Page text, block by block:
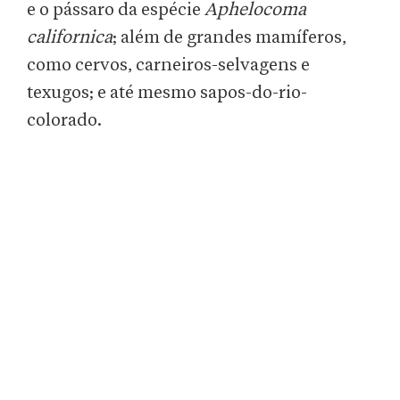
e o pássaro da espécie Aphelocoma
californica; além de grandes mamíferos,
como cervos, carneiros-selvagens e
texugos; e até mesmo sapos-do-rio-
colorado.